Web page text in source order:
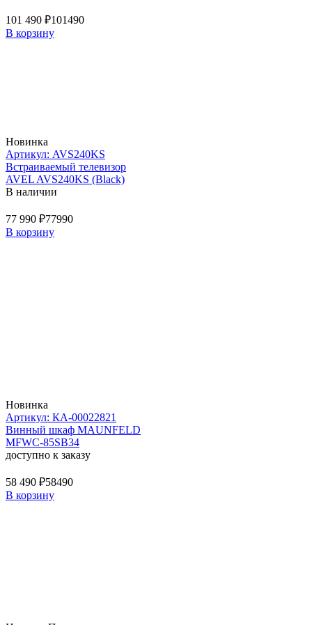
101 490 ₽101490
В корзину
Новинка
Артикул: AVS240KS
Встраиваемый телевизор
AVEL AVS240KS (Black)
В наличии
77 990 ₽77990
В корзину
Новинка
Артикул: КА-00022821
Винный шкаф MAUNFELD
MFWC-85SB34
доступно к заказу
58 490 ₽58490
В корзину